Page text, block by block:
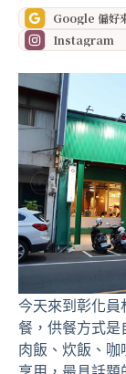
Google 偏好
Instagram
今天來到彰化員
餐，供餐方式是
肉飯、炊飯、咖